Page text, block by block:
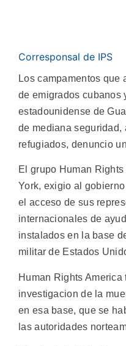
Corresponsal de IPS
Los campamentos que
de emigrados cubanos
estadounidense de
de mediana seguridad,
refugiados, denuncio
El grupo Human
York, exigio al
el acceso de sus
internacionales de
instalados en la base
militar de Estados
Human Rights
investigacion de la
en esa base, que se
las autoridades